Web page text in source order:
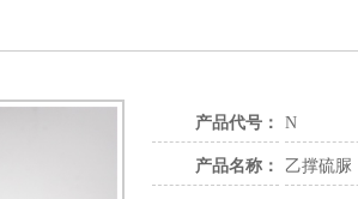
产品代号： N
产品名称： 乙撑硫脲